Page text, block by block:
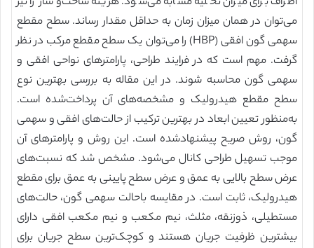
می‌توان در همان میزان زمان به حداقل مقدار رساند. سطح مقطع
سهمی گون افقی (HBP) را می‌توان یک سطح مقطع مرکب در نظر
گرفت. مهم است که در فرایند طراحی، پارامترهای نواحی افقی و
سهمی گون محاسبه شوند. در این مقاله به بررسی بهترین نوع
سطح مقطع هیدرولیک و مشخصه‌های آن پرداخت‌شده است.
به‌منظور تعیین ابعاد در بهترین ترکیب از حالت‌های افقی و سهمی
گون، روش صریح پیشنهادشده است. این روش و پارامترهای آن
موجب تسهیل طراحی کانال می‌شود. مشخص شد که نسبت‌های
عرض سطح بالایی به عمق و عرض سطح پایینی به عمق برای مقطع
هیدرولیک، ثابت است. در مقایسه باحالت سهمی گون، حالت‌های
مستطیلی، ذوزنقه، مثلث، نیم مکعب و نیم مکعب افقی دارای
بیشترین ظرفیت جریان هستند و کوچک‌ترین سطح جریان برای